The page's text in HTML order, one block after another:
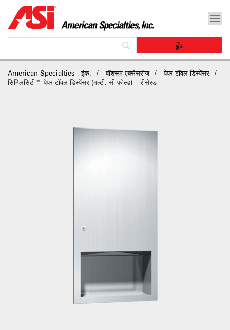
American Specialties , इंक. वॉशरूम एक्सेसरीज
पेपर टॉवल डिस्पेंसर
सिम्प्लिसिटी™ पेपर टॉवल डिस्पेंसर (मल्टी, सी-फोल्ड) – रीसेस्ड